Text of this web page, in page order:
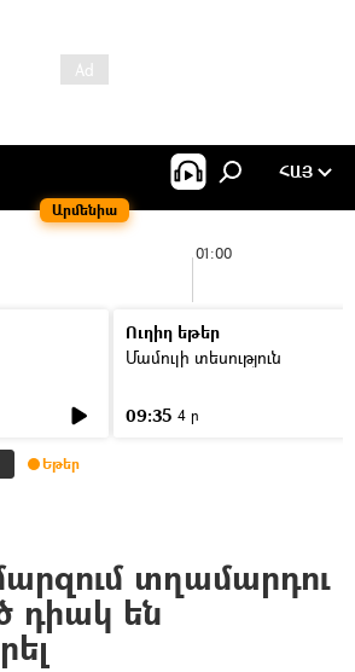
Արմենիա
ՀԱՅ
01:00
Ուղիղ եթեր
Մամուլի տեսություն
09:35 4 ր
Եթեր
տղամարդու
դիակ են